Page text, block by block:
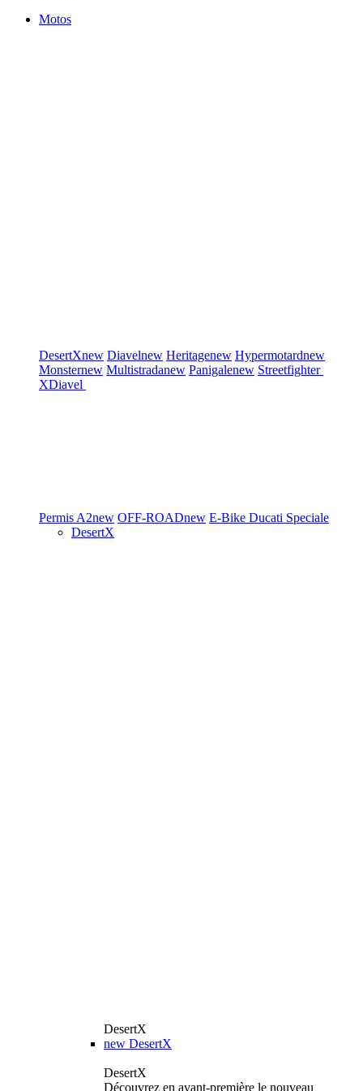
Motos
DesertXnew Diavelnew Heritagenew Hypermotardnew
Monsternew Multistradanew Panigalenew Streetfighter
XDiavel
Permis A2new OFF-ROADnew E-Bike Ducati Speciale
DesertX
DesertX
new DesertX
DesertX
Découvrez en avant-première le nouveau